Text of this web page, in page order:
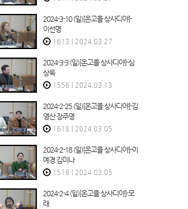
2024-3-10 (일)[온고을 상사디야]-
이선명
1613 2024.03.27
2024-3-3 (일)[온고을 상사디야]-심
상욱
1556 2024.03.13
2024-2-25 (일)[온고을 상사디야]-김
영산 장주영
1618 2024.03.05
2024-2-18 (일)[온고을 상사디야]-이
예경 김미나
1516 2024.03.05
2024-2-4 (일)[온고을 상사디야]-모
래